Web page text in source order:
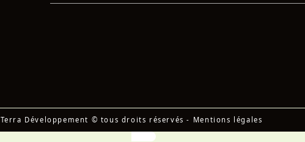
Terra Développement © tous droits réservés - Mentions légales